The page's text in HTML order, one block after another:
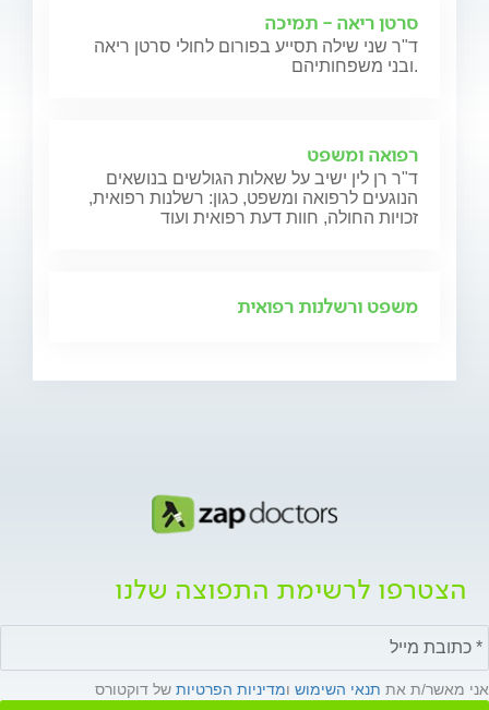
סרטן ריאה - תמיכה
ד"ר שני שילה תסייע בפורום לחולי סרטן ריאה
ובני משפחותיהם.
רפואה ומשפט
ד"ר רן לין ישיב על שאלות הגולשים בנושאים
הנוגעים לרפואה ומשפט, כגון: רשלנות רפואית,
זכויות החולה, חוות דעת רפואית ועוד
משפט ורשלנות רפואית
הצטרפו לרשימת התפוצה שלנו
אני מאשר/ת את תנאי השימוש ומדיניות הפרטיות של דוקטורס